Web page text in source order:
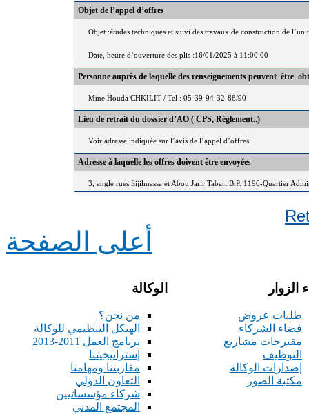
Objet de l’appel d’offres
Objet :études techniques et suivi des travaux de construction de
Date, heure d’ouverture des plis :16/01/2025 à 11:00:00
Personne auprès de laquelle des renseignements peuvent être
Mme Houda CHKILIT / Tel : 05-39-94-32-88/90
Lieu de retrait du dossier d’AO ( CPS, Règlement..)
Voir adresse indiquée sur l’avis de l’appel d’offres
Adresse à laquelle les offres doivent être envoyées
3, angle rues Sijilmassa et Abou Jarir Tabari B.P. 1196-Quartier
أعلى الصفحة
الوكالة
من نحن؟
الهيكل التنظيمي للوكالة
برنامج العمل 2011-2013
إستراتيجيتنا
مقاربتنا ومهامنا
التعاون الدولي
شركاء مؤسساتيين
المجتمع المدني
الزوار
طلبات عروض
فضاء الشركاء
مقترحات مشاريع
التوظيف
إصدارات الوكالة
مكتبة الصور